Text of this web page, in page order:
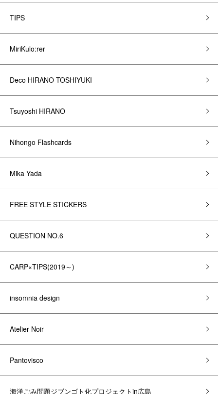
TIPS
MiriKulo:rer
Deco HIRANO TOSHIYUKI
Tsuyoshi HIRANO
Nihongo Flashcards
Mika Yada
FREE STYLE STICKERS
QUESTION NO.6
CARP×TIPS(2019～)
insomnia design
Atelier Noir
Pantovisco
海洋ごみ問題ジブンゴト化プロジェクトin広島